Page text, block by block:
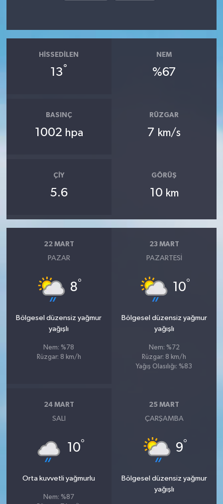
HISSEDILEN
13°
NEM
%67
BASINÇ
1002 hpa
RÜZGAR
7 km/s
ÇIY
5.6
GÖRÜŞ
10 km
22 MART
PAZAR
8°
Bölgesel düzensiz yağmur
yağışlı
Nem: %78
Rüzgar: 8 km/h
23 MART
PAZARTESI
10°
Bölgesel düzensiz yağmur
yağışlı
Nem: %72
Rüzgar: 8 km/h
Yağış Olasılığı: %83
24 MART
SALI
10°
Orta kuvvetli yağmurlu
Nem: %87
25 MART
ÇARŞAMBA
9°
Bölgesel düzensiz yağmur
yağışlı